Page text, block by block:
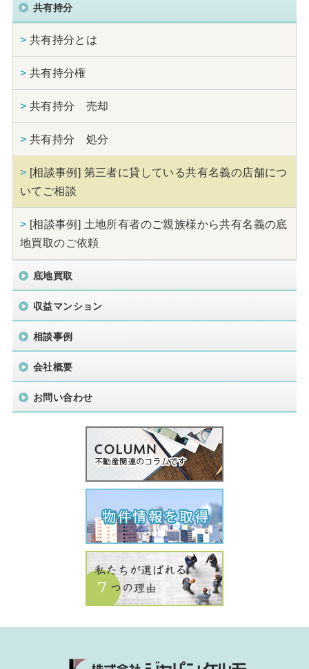
共有持分
> 共有持分とは
> 共有持分権
> 共有持分 売却
> 共有持分 処分
> [相談事例] 第三者に貸している共有名義の店舗につ
いてご相談
> [相談事例] 土地所有者のご親族様から共有名義の底
地買取のご依頼
底地買取
収益マンション
相談事例
会社概要
お問い合わせ